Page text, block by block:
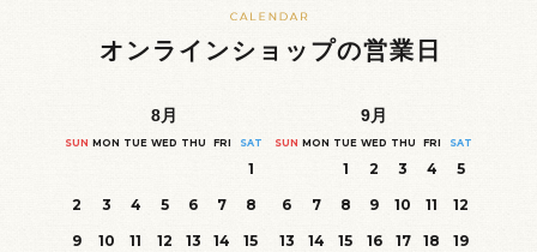
オンラインショップの営業日
8月
SUN MON TUE WED THU FRI SAT
1
2
3 4 5 6 7
8
9
10 11 12 13 14
15
9月
SUN MON TUE WED THU FRI SAT
1 2 3 4
5
6
7 8 9 10 11
12
13
14 15 16 17 18
19